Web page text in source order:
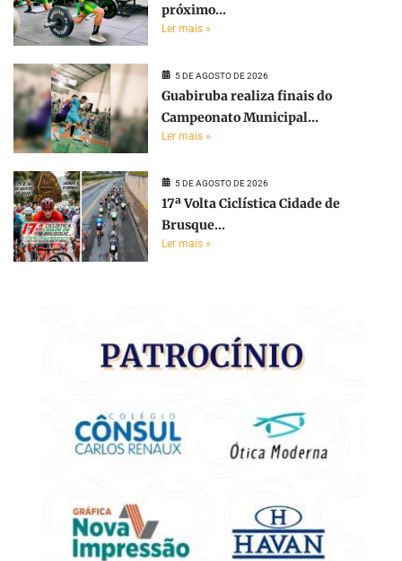
próximo...
Ler mais »
5 DE AGOSTO DE 2026
Guabiruba realiza finais do
Campeonato Municipal...
Ler mais »
5 DE AGOSTO DE 2026
17ª Volta Ciclística Cidade de
Brusque...
Ler mais »